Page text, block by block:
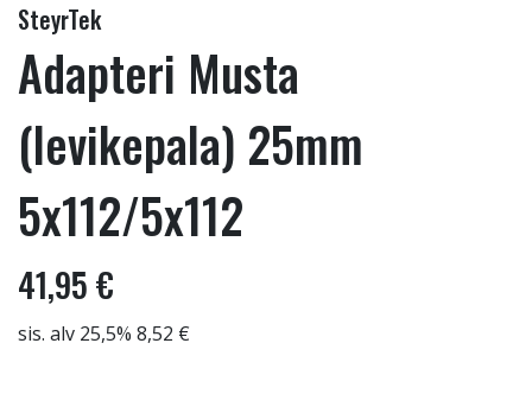
SteyrTek
Adapteri Musta
(levikepala) 25mm
5x112/5x112
41,95 €
sis. alv 25,5% 8,52 €